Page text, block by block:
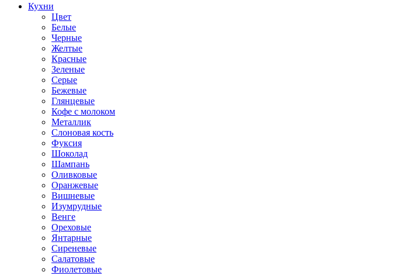
Кухни
Цвет
Белые
Черные
Желтые
Красные
Зеленые
Серые
Бежевые
Глянцевые
Кофе с молоком
Металлик
Слоновая кость
Фуксия
Шоколад
Шампань
Оливковые
Оранжевые
Вишневые
Изумрудные
Венге
Ореховые
Янтарные
Сиреневые
Салатовые
Фиолетовые